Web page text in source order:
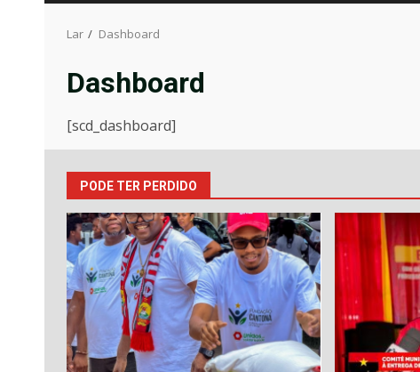
Lar Dashboard
Dashboard
[scd_dashboard]
PODE TER PERDIDO